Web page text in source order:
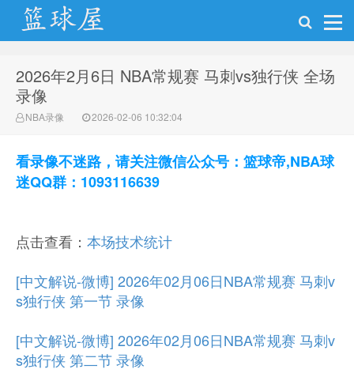
NBA录像网
2026年2月6日 NBA常规赛 马刺vs独行侠 全场
录像
NBA录像 2026-02-06 10:32:04
看录像不迷路，请关注微信公众号：篮球帝,NBA球
迷QQ群：1093116639
点击查看： 本场技术统计
[中文解说-微博] 2026年02月06日NBA常规赛 马刺v
s独行侠 第一节 录像
[中文解说-微博] 2026年02月06日NBA常规赛 马刺v
s独行侠 第二节 录像